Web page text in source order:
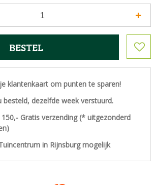
klantenkaart om punten te sparen!
besteld, dezelfde week verstuurd.
Gratis verzending (* uitgezonderd
in Rijnsburg mogelijk